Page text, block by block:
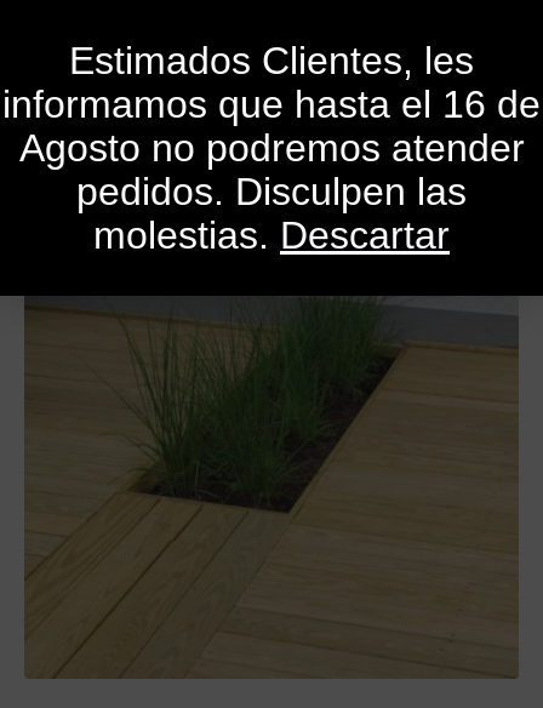
Estimados Clientes, les
informamos que hasta el 16 de
Agosto no podremos atender
pedidos. Disculpen las
molestias. Descartar
31 de enero de 2021
En Actualidad ,Consejos, Cursos,Libros ,Revistas